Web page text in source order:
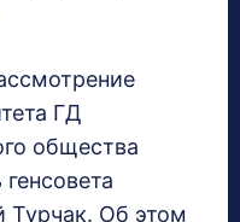
ГД
общества
Турчак. Об этом